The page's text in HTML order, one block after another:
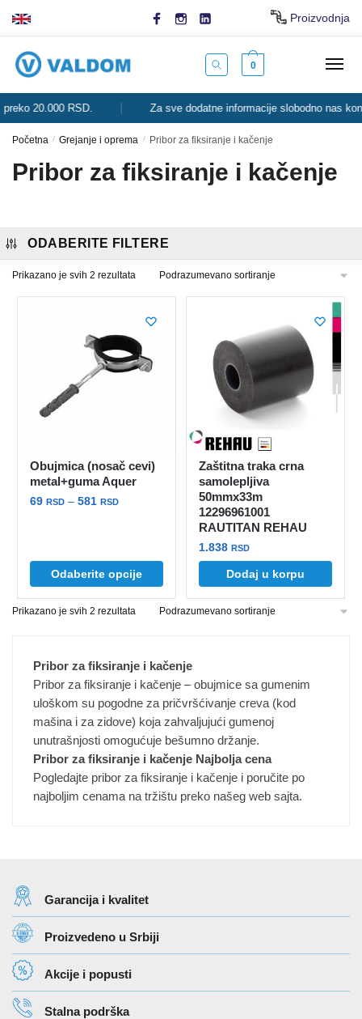
Proizvodnja
0
20.000 RSD. Za sve dodatne informacije slobodno nas
Početna / Grejanje i oprema / Pribor za fiksiranje i kačenje
Pribor za fiksiranje i kačenje
ODABERITE FILTERE
Prikazano je svih 2 rezultata
Obujmica (nosač cevi)
metal+guma Aquer
69RSD – 581RSDRaspon
do
581 rsd
Odaberite opcije
ima
više
varijanti.
biti
izabrane
na
stranici
proizvoda.
Zaštitna traka crna
samolepljiva
50mmx33m
12296961001
RAUTITAN REHAU
1.838RSD
Dodaj u korpu
Prikazano je svih 2 rezultata
Pribor za fiksiranje i kačenje
Pribor za fiksiranje i kačenje – obujmice sa gumenim
uloškom su pogodne za pričvršćivanje creva (kod
mašina i za zidove) koja zahvaljujući gumenoj
unutrašnjosti omogućuje bešumno držanje.
Pribor za fiksiranje i kačenje Najbolja cena
Pogledajte pribor za fiksiranje i kačenje i poručite po
najboljim cenama na tržištu preko našeg web sajta.
Garancija i kvalitet
Proizvedeno u Srbiji
Akcije i popusti
Stalna podrška